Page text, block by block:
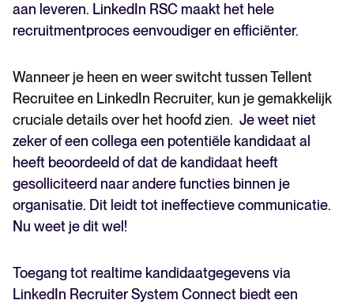
aan leveren. LinkedIn RSC maakt het hele
recruitmentproces eenvoudiger en efficiënter.
Wanneer je heen en weer switcht tussen Tellent
Recruitee en LinkedIn Recruiter, kun je gemakkelijk
cruciale details over het hoofd zien. Je weet niet
zeker of een collega een potentiële kandidaat al
heeft beoordeeld of dat de kandidaat heeft
gesolliciteerd naar andere functies binnen je
organisatie. Dit leidt tot ineffectieve communicatie.
Nu weet je dit wel!
Toegang tot realtime kandidaatgegevens via
LinkedIn Recruiter System Connect biedt een